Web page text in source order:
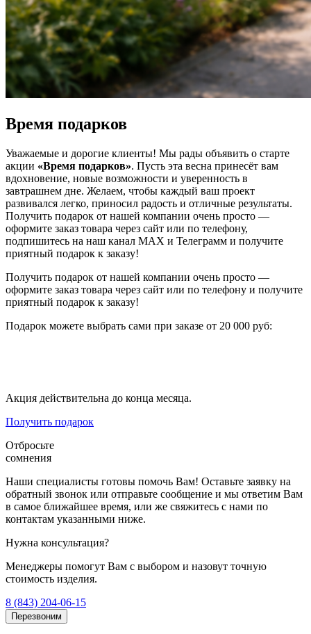
Время подарков
Уважаемые и дорогие клиенты! Мы рады объявить о старте
акции «Время подарков». Пусть эта весна принесёт вам
вдохновение, новые возможности и уверенность в
завтрашнем дне. Желаем, чтобы каждый ваш проект
развивался легко, приносил радость и отличные результаты.
Получить подарок от нашей компании очень просто —
оформите заказ товара через сайт или по телефону,
подпишитесь на наш канал МАХ и Телеграмм и получите
приятный подарок к заказу!
Получить подарок от нашей компании очень просто —
оформите заказ товара через сайт или по телефону и получите
приятный подарок к заказу!
Подарок можете выбрать сами при заказе от 20 000 руб:
Акция действительна до конца месяца.
Получить подарок
Отбросьте
сомнения
Наши специалисты готовы помочь Вам! Оставьте заявку на
обратный звонок или отправьте сообщение и мы ответим Вам
в самое ближайшее время, или же свяжитесь с нами по
контактам указанными ниже.
Нужна консультация?
Менеджеры помогут Вам с выбором и назовут точную
стоимость изделия.
8 (843) 204-06-15
Перезвоним